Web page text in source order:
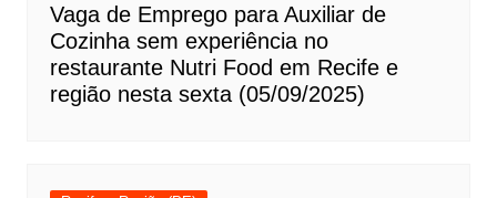
Vaga de Emprego para Auxiliar de
Cozinha sem experiência no
restaurante Nutri Food em Recife e
região nesta sexta (05/09/2025)